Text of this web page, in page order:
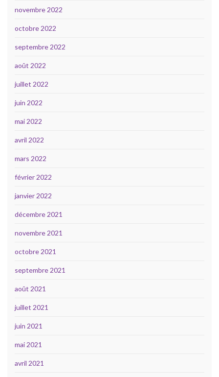
novembre 2022
octobre 2022
septembre 2022
août 2022
juillet 2022
juin 2022
mai 2022
avril 2022
mars 2022
février 2022
janvier 2022
décembre 2021
novembre 2021
octobre 2021
septembre 2021
août 2021
juillet 2021
juin 2021
mai 2021
avril 2021